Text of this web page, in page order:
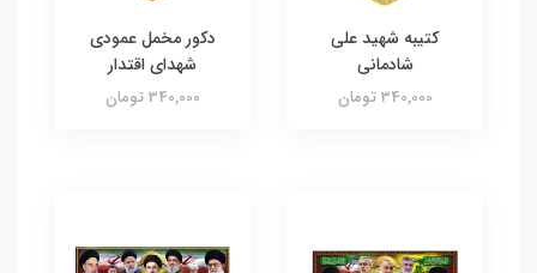
کتیبه شهید علی
شادمانی
340,000 تومان
دکور مخمل عمودی
شهدای اقتدار
340,000 تومان